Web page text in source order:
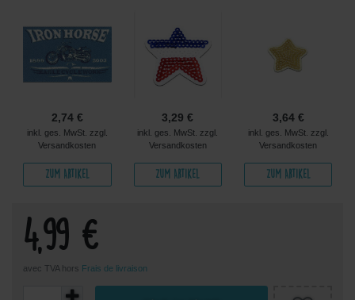
2,74 €
inkl. ges. MwSt. zzgl.
Versandkosten
Zum Artikel
3,29 €
inkl. ges. MwSt. zzgl.
Versandkosten
Zum Artikel
3,64 €
inkl. ges. MwSt. zzgl.
Versandkosten
Zum Artikel
4,99 €
avec TVA hors Frais de livraison